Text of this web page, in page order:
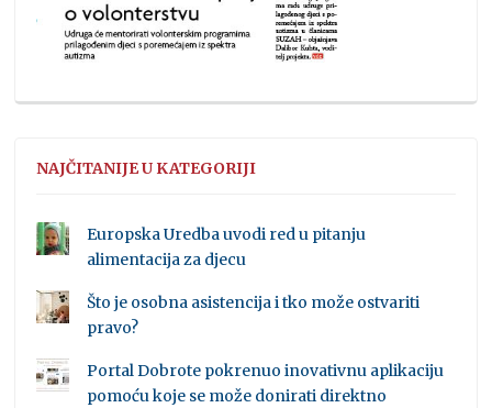
NAJČITANIJE U KATEGORIJI
Europska Uredba uvodi red u pitanju
alimentacija za djecu
Što je osobna asistencija i tko može ostvariti
pravo?
Portal Dobrote pokrenuo inovativnu aplikaciju
pomoću koje se može donirati direktno